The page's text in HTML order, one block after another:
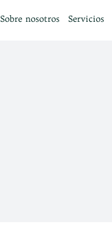
Sobre nosotros Servicios